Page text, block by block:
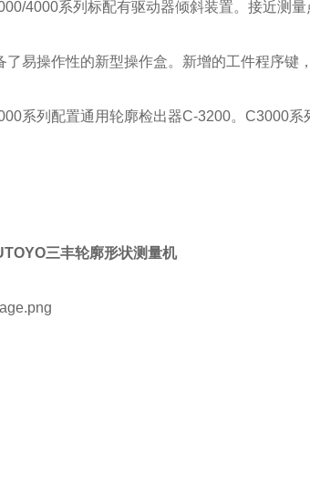
4000系列标配有驱动器倾斜装置。接近测
了易操作性的新型操作盒。新增的工件程序键
系列配置通用轮廓检出器C-3200。C3000系
三丰轮廓形状测量机